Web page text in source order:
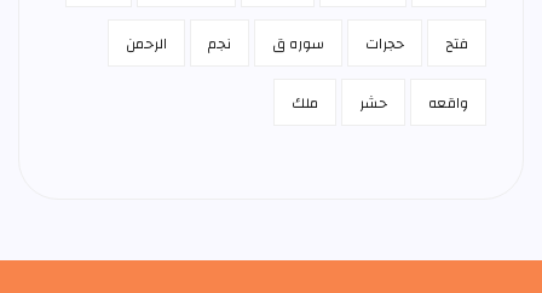
فتح حجرات سوره ق نجم الرحمن
واقعه حشر ملك